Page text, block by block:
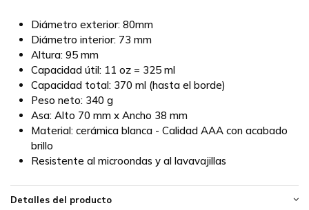
Diámetro exterior: 80mm
Diámetro interior: 73 mm
Altura: 95 mm
Capacidad útil: 11 oz = 325 ml
Capacidad total: 370 ml (hasta el borde)
Peso neto: 340 g
Asa: Alto 70 mm x Ancho 38 mm
Material: cerámica blanca - Calidad AAA con acabado
brillo
Resistente al microondas y al lavavajillas
Detalles del producto